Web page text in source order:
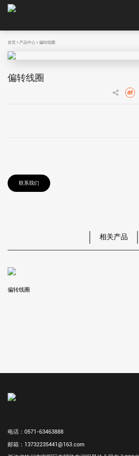
首页 产品中心 偏转线圈
偏转线圈
联系我们
相关产品
偏转线圈
电话：0571-63463888
邮箱：13732235441@163.com